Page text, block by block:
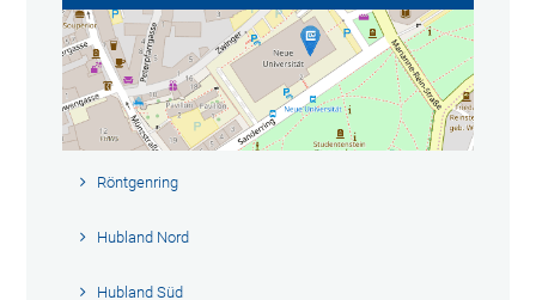
Röntgenring
Hubland Nord
Hubland Süd